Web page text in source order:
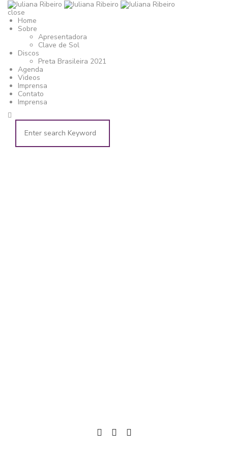
close
Home
Sobre
Apresentadora
Clave de Sol
Discos
Preta Brasileira 2021
Agenda
Videos
Imprensa
Contato
Imprensa